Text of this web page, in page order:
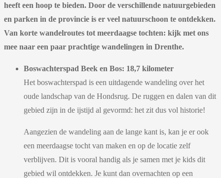
heeft een hoop te bieden. Door de verschillende natuurgebieden
en parken in de provincie is er veel natuurschoon te ontdekken.
Van korte wandelroutes tot meerdaagse tochten: kijk met ons
mee naar een paar prachtige wandelingen in Drenthe.
Boswachterspad Beek en Bos: 18,7 kilometer
Het boswachterspad is een uitdagende wandeling over het
oude landschap van de Hondsrug. De ruggen en dalen van dit
gebied zijn in de ijstijd al gevormd: het zit dus vol historie!
Aangezien de wandeling aan de lange kant is, kan je er ook
een meerdaagse tocht van maken en op de locatie zelf
verblijven. Dit is vooral handig als je samen met je kids dit
gebied wil ontdekken. Je kunt dan overnachten op een